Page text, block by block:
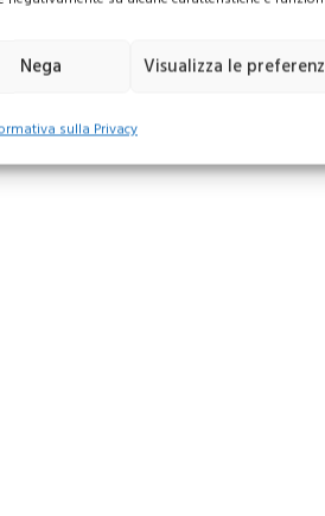
Nega Visualizza le
sulla Privacy